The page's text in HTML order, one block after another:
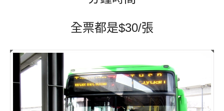
全票都是$30/張